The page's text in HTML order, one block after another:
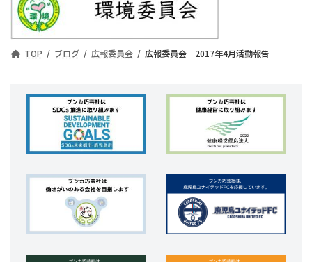
TOP ブログ 広報委員会 広報委員会 2017年4月活動報告